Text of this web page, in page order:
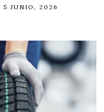
5 JUNIO, 2026